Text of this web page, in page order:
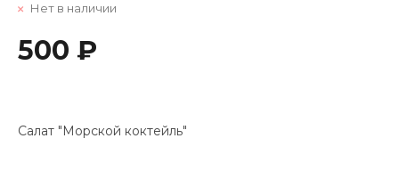
Нет в наличии
500 ₽
Салат "Морской коктейль"